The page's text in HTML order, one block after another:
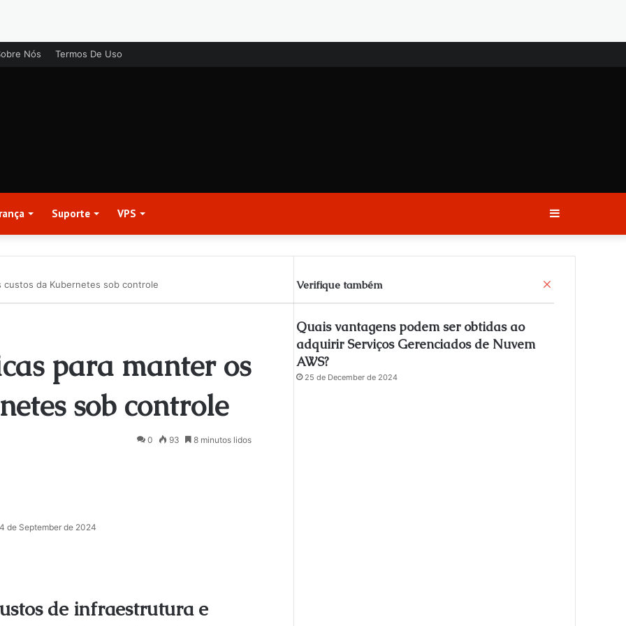
Nós Termos De Uso
Suporte VPS
custos da Kubernetes sob controle
para manter os
sob controle
4 de September de 2024
0 93 8 minutos lidos
de infraestrutura e
Verifique também
Quais vantagens podem ser obtidas ao
adquirir Serviços Gerenciados de Nuvem
AWS?
25 de December de 2024